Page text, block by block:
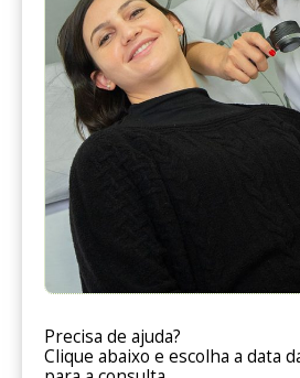
Precisa de ajuda?
Clique abaixo e escolha a data